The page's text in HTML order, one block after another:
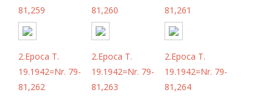
81,259
81,260
81,261
2.Epoca T.
19.1942=Nr. 79-
81,262
2.Epoca T.
19.1942=Nr. 79-
81,263
2.Epoca T.
19.1942=Nr. 79-
81,264